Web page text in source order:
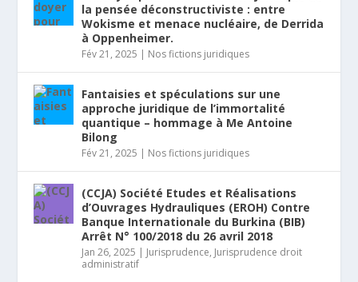
la pensée déconstructiviste : entre
Wokisme et menace nucléaire, de Derrida
à Oppenheimer.
Fév 21, 2025 | Nos fictions juridiques
Fantaisies et spéculations sur une
approche juridique de l’immortalité
quantique – hommage à Me Antoine
Bilong
Fév 21, 2025 | Nos fictions juridiques
(CCJA) Société Etudes et Réalisations
d’Ouvrages Hydrauliques (EROH) Contre
Banque Internationale du Burkina (BIB)
Arrêt N° 100/2018 du 26 avril 2018
Jan 26, 2025 | Jurisprudence, Jurisprudence droit
administratif